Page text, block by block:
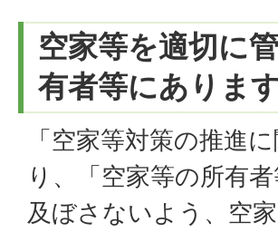
空家等を適切に
有者等にあります
「空家等対策の推進
り、「空家等の所有
及ぼさないよう、空